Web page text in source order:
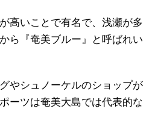
高いことで有名で、浅瀬が多
ら『奄美ブルー』と呼ばれい
やシュノーケルのショップが
ーツは奄美大島では代表的な